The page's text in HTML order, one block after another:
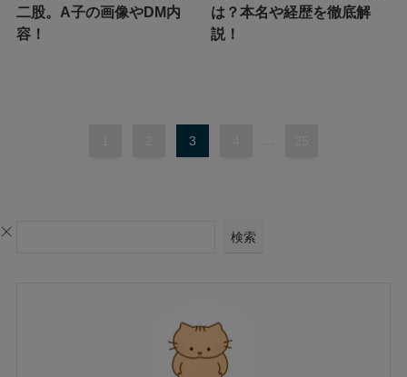
二股。A子の画像やDM内
容！
は？本名や経歴を徹底解
説！
3
検索